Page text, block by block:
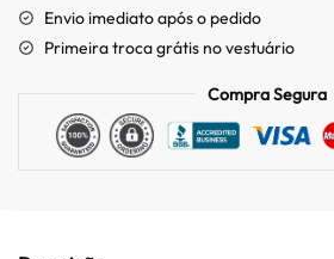
Envio imediato após o pedido
Primeira troca grátis no vestuário
Compra Segura